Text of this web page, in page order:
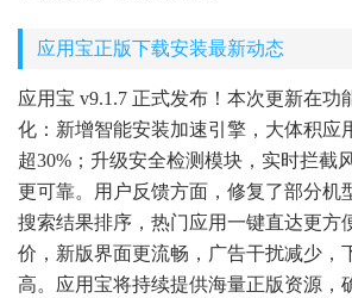
应用宝正版下载安装最新动态
应用宝 v9.1.7 正式发布！本次更新在功
化：新增智能安装加速引擎，大体积应
超30%；升级安全检测模块，实时拦截
更可靠。用户反馈方面，修复了部分机
搜索结果排序，热门应用一键直达更方
价，新版界面更流畅，广告干扰减少，
高。应用宝将持续提供海量正版资源，